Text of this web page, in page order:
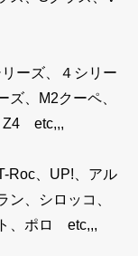
ーズ、４シリー
、M2クーペ、
Z4 etc,,,
Roc、UP!、アル
、シロッコ、
、ポロ etc,,,